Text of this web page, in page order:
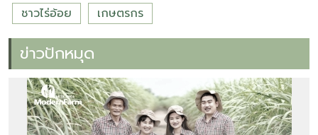
ชาวไร่อ้อย
เกษตรกร
ข่าวปักหมุด